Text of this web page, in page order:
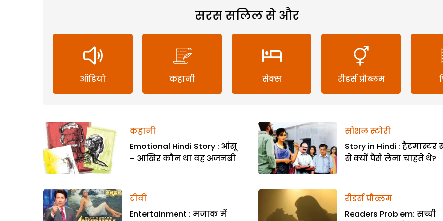
सरस सलिल से और
ऑडियो कहानी सेक्स रीडर्स प्रौब्लम
कहानी
Emotional Hindi Story : आंसू
– आखिर कौन था वह अजनबी
टीवी
Entertainment : मजाक में
सोशल स्टोरी
Story in Hindi : हैडमास्टर
से क्यों पैसे लेना चाहते थे?
रीडर्स प्रौब्लम
Readers Problem: सच्ची